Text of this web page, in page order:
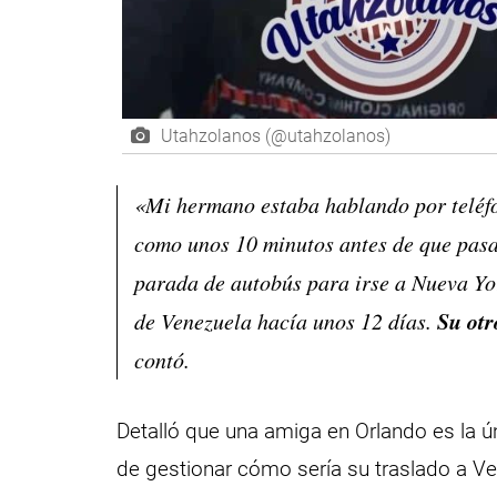
Utahzolanos (@utahzolanos)
«Mi hermano estaba hablando por
como unos 10 minutos antes de que
parada de autobús para irse a Nueva
de Venezuela hacía unos 12 días.Su
contó.
Detalló que una amiga en Orlando es la
de gestionar cómo sería su traslado a